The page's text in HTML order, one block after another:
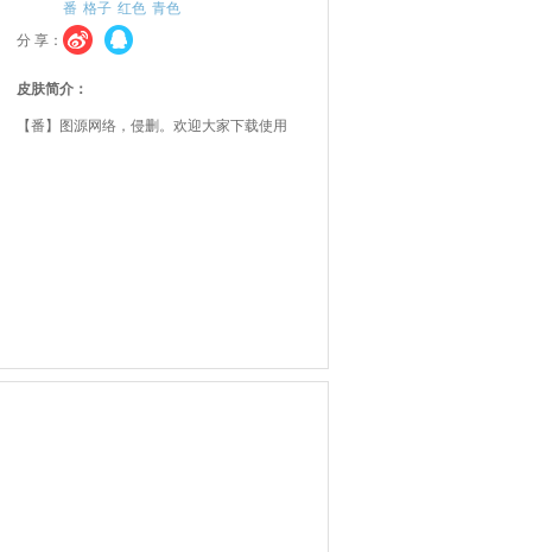
番 格子 红色 青色
分 享：
皮肤简介：
【番】图源网络，侵删。欢迎大家下载使用